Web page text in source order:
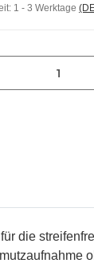
1 - 3 Werktage
die